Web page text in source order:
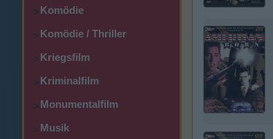
>Komödie
>Komödie / Thriller
>Kriegsfilm
>Kriminalfilm
>Monumentalfilm
>Musik